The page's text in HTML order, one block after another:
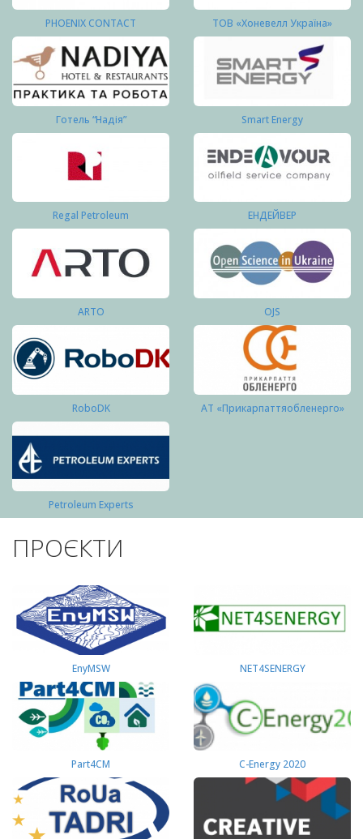
PHOENIX CONTACT ТОВ «Хоневелл Україна»
Готель “Надія” Smart Energy
Regal Petroleum ЕНДЕЙВЕР
ARTO OJS
RoboDK АТ «Прикарпаттяобленерго»
Petroleum Experts
ПРОЄКТИ
EnyMSW NET4SENERGY
Part4СМ C-Energy 2020